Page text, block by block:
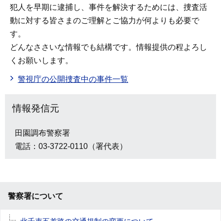
犯人を早期に逮捕し、事件を解決するためには、捜査活
動に対する皆さまのご理解とご協力が何よりも必要で
す。
どんなささいな情報でも結構です。情報提供の程よろし
くお願いします。
警視庁の公開捜査中の事件一覧
情報発信元
田園調布警察署
電話：03-3722-0110（署代表）
警察署について